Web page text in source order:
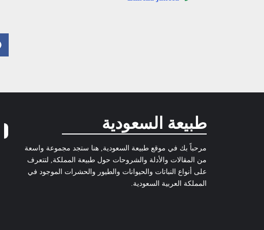
طبيعة السعودية
مرحباً بك في موقع طبيعة السعودية, هنا ستجد مجموعة واسعة
من المقالات والأدلة والشروحات حول طبيعة المملكة, لتتعرف
على أنواع النباتات والحيوانات والطيور والحشرات الموجود في
المملكة العربية السعودية.